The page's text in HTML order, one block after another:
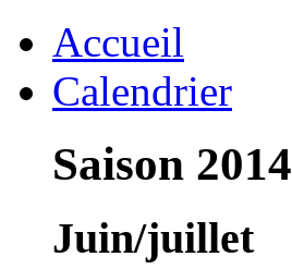
Accueil
Calendrier
Saison 2014
Juin/juillet